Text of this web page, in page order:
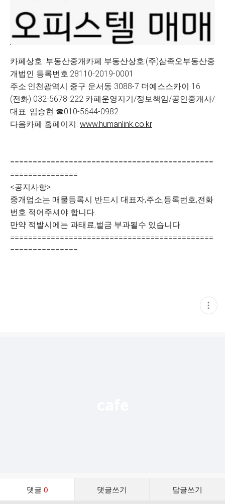
카페상호 :부동산중개카페 부동산상호:(주)삼족오부동산중
개법인 등록번호:28110-2019-0001
주소:인천광역시 중구 운서동 3088-7 더예스스카이 16
(전화) 032-5678-222 카페운영지기/정보책임/공인중개사/
대표 :임승현 ☎010-5644-0982
다음카페 홈페이지: www.humanlink.co.kr
=============================================
===============
<공지사항>
중개업소는 매물등록시 반드시 대표자,주소,등록번호,전화
번호 적어주셔야 합니다.
만약 적발시에는 과태료,벌금 부과될수 있습니다.
=============================================
===============
현
재
댓글 0 댓글쓰기 답글쓰기